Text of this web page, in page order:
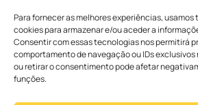
Para fornecer as melhores experiências,
cookies para armazenar e/ou aceder a
Consentir com essas tecnologias nos permitirá
comportamento de navegação ou IDs
ou retirar o consentimento pode afetar
funções.
Notícias
Notícias da Arquidiocese
Notícias Cáritas
Cúria
Fundo